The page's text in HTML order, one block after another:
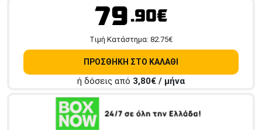
79.90€
Tιμή Κατάστημα: 82.75€
ΠΡΟΣΘΗΚΗ ΣΤΟ ΚΑΛΑΘΙ
ή δόσεις από 3,80€ / μήνα